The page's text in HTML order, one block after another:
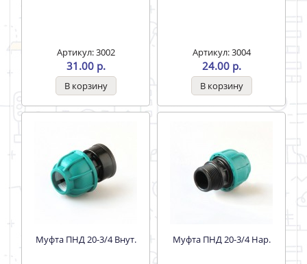
Артикул: 3002
31.00 р.
Артикул: 3004
24.00 р.
Муфта ПНД 20-3/4 Внут. Муфта ПНД 20-3/4 Нар.